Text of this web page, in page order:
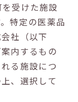
受けた施設
特定の医薬品
社（以下
内するもの
る施設につ
、選択して